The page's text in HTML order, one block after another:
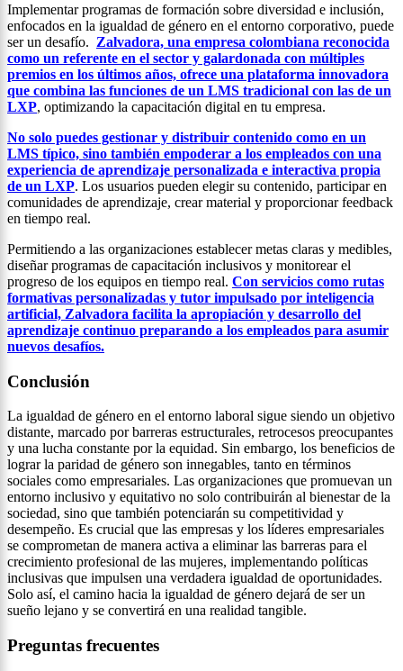
Implementar programas de formación sobre diversidad e inclusión,
enfocados en la igualdad de género en el entorno corporativo, puede
ser un desafío. Zalvadora, una empresa colombiana reconocida
como un referente en el sector y galardonada con múltiples
premios en los últimos años, ofrece una plataforma innovadora
que combina las funciones de un LMS tradicional con las de un
LXP, optimizando la capacitación digital en tu empresa.
No solo puedes gestionar y distribuir contenido como en un
LMS típico, sino también empoderar a los empleados con una
experiencia de aprendizaje personalizada e interactiva propia
de un LXP. Los usuarios pueden elegir su contenido, participar en
comunidades de aprendizaje, crear material y proporcionar feedback
en tiempo real.
Permitiendo a las organizaciones establecer metas claras y medibles,
diseñar programas de capacitación inclusivos y monitorear el
progreso de los equipos en tiempo real. Con servicios como rutas
formativas personalizadas y tutor impulsado por inteligencia
artificial, Zalvadora facilita la apropiación y desarrollo del
aprendizaje continuo preparando a los empleados para asumir
nuevos desafíos.
Conclusión
La igualdad de género en el entorno laboral sigue siendo un objetivo
distante, marcado por barreras estructurales, retrocesos preocupantes
y una lucha constante por la equidad. Sin embargo, los beneficios de
lograr la paridad de género son innegables, tanto en términos
sociales como empresariales. Las organizaciones que promuevan un
entorno inclusivo y equitativo no solo contribuirán al bienestar de la
sociedad, sino que también potenciarán su competitividad y
desempeño. Es crucial que las empresas y los líderes empresariales
se comprometan de manera activa a eliminar las barreras para el
crecimiento profesional de las mujeres, implementando políticas
inclusivas que impulsen una verdadera igualdad de oportunidades.
Solo así, el camino hacia la igualdad de género dejará de ser un
sueño lejano y se convertirá en una realidad tangible.
Preguntas frecuentes